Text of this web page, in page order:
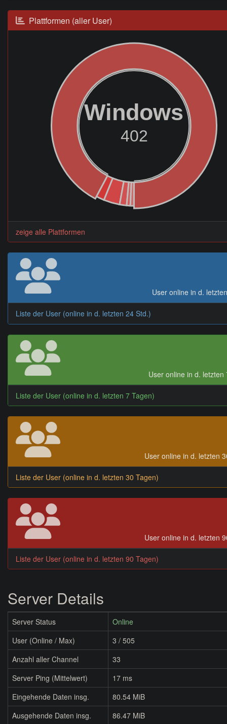
Plattformen (aller User)
Windows
402
zeige alle Plattformen
User online in d.
Liste der User (online in d. letzten 24 Std.)
User online in d. letzten
Liste der User (online in d. letzten 7 Tagen)
User online in d. letzten
Liste der User (online in d. letzten 30 Tagen)
User online in d. letzten
Liste der User (online in d. letzten 90 Tagen)
Server Details
Server Status
Online
User (Online / Max)
3 / 505
Anzahl aller Channel
33
Server Ping (Mittelwert)
17 ms
Eingehende Daten insg.
80.54 MiB
Ausgehende Daten insg.
86.47 MiB